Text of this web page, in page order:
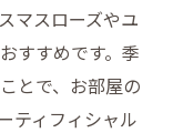
マスローズやユ
すすめです。季
とで、お部屋の
ティフィシャル